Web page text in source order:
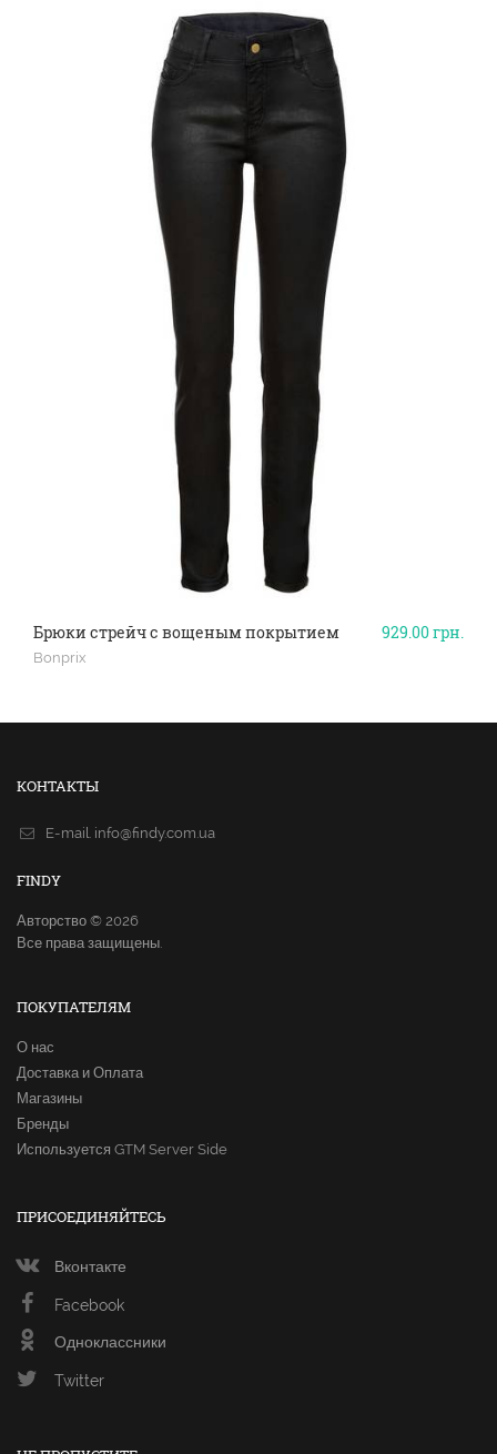
929.00грн.
Брюки стрейч с вощеным покрытием
Bonprix
КОНТАКТЫ
E-mail. info@findy.com.ua
FINDY
Авторство © 2026
Все права защищены.
ПОКУПАТЕЛЯМ
О нас
Доставка и Оплата
Магазины
Бренды
Используется GTM Server Side
ПРИСОЕДИНЯЙТЕСЬ
Вконтакте
Facebook
Одноклассники
Twitter